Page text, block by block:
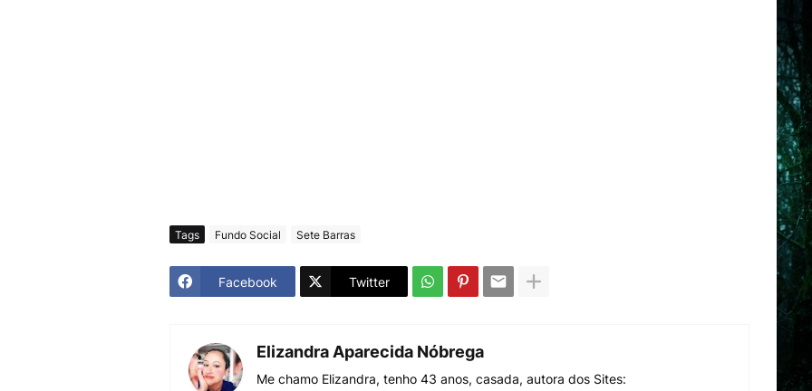
Tags Fundo Social Sete Barras
Facebook Twitter
Elizandra Aparecida Nóbrega
Me chamo Elizandra, tenho 43 anos, casada, autora dos Sites: